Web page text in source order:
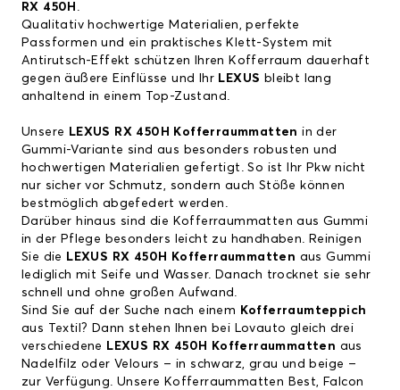
RX 450H .
Qualitativ hochwertige Materialien, perfekte
Passformen und ein praktisches Klett-System mit
Antirutsch-Effekt schützen Ihren Kofferraum dauerhaft
gegen äußere Einflüsse und Ihr LEXUS bleibt lang
anhaltend in einem Top-Zustand.
Unsere LEXUS RX 450H Kofferraummatten in der
Gummi-Variante sind aus besonders robusten und
hochwertigen Materialien gefertigt. So ist Ihr Pkw nicht
nur sicher vor Schmutz, sondern auch Stöße können
bestmöglich abgefedert werden.
Darüber hinaus sind die Kofferraummatten aus Gummi
in der Pflege besonders leicht zu handhaben. Reinigen
Sie die LEXUS RX 450H Kofferraummatten aus Gummi
lediglich mit Seife und Wasser. Danach trocknet sie sehr
schnell und ohne großen Aufwand.
Sind Sie auf der Suche nach einem Kofferraumteppich
aus Textil? Dann stehen Ihnen bei Lovauto gleich drei
verschiedene LEXUS RX 450H Kofferraummatten aus
Nadelfilz oder Velours – in schwarz, grau und beige –
zur Verfügung. Unsere Kofferraummatten Best, Falcon